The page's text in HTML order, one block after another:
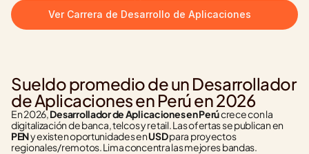
Ver Carrera de Desarrollo de Aplicaciones
Sueldo promedio de un Desarrollador
de Aplicaciones en Perú en 2026
En 2026, Desarrollador de Aplicaciones en Perú crece con la
PEN y existen oportunidades en USD para proyectos
regionales/remotos. Lima concentra las mejores bandas.